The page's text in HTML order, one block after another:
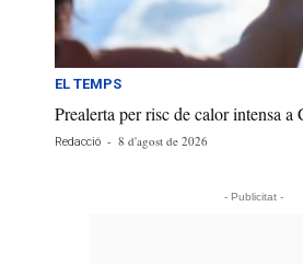
EL TEMPS
Prealerta per risc de calor intensa a
Redacció - 8 d'agost de 2026
- Publicitat -